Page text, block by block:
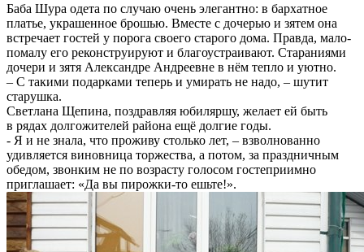
Баба Шура одета по случаю очень элегантно: в бархатное
платье, украшенное брошью. Вместе с дочерью и зятем она
встречает гостей у порога своего старого дома. Правда, мало-
помалу его реконструируют и благоустраивают. Стараниями
дочери и зятя Александре Андреевне в нём тепло и уютно.
– С такими подарками теперь и умирать не надо, – шутит
старушка.
Светлана Щепина, поздравляя юбиляршу, желает ей быть
в рядах долгожителей района ещё долгие годы.
- Я и не знала, что проживу столько лет, – взволнованно
удивляется виновница торжества, а потом, за праздничным
обедом, звонким не по возрасту голосом гостеприимно
приглашает: «Да вы пирожки-то ешьте!».